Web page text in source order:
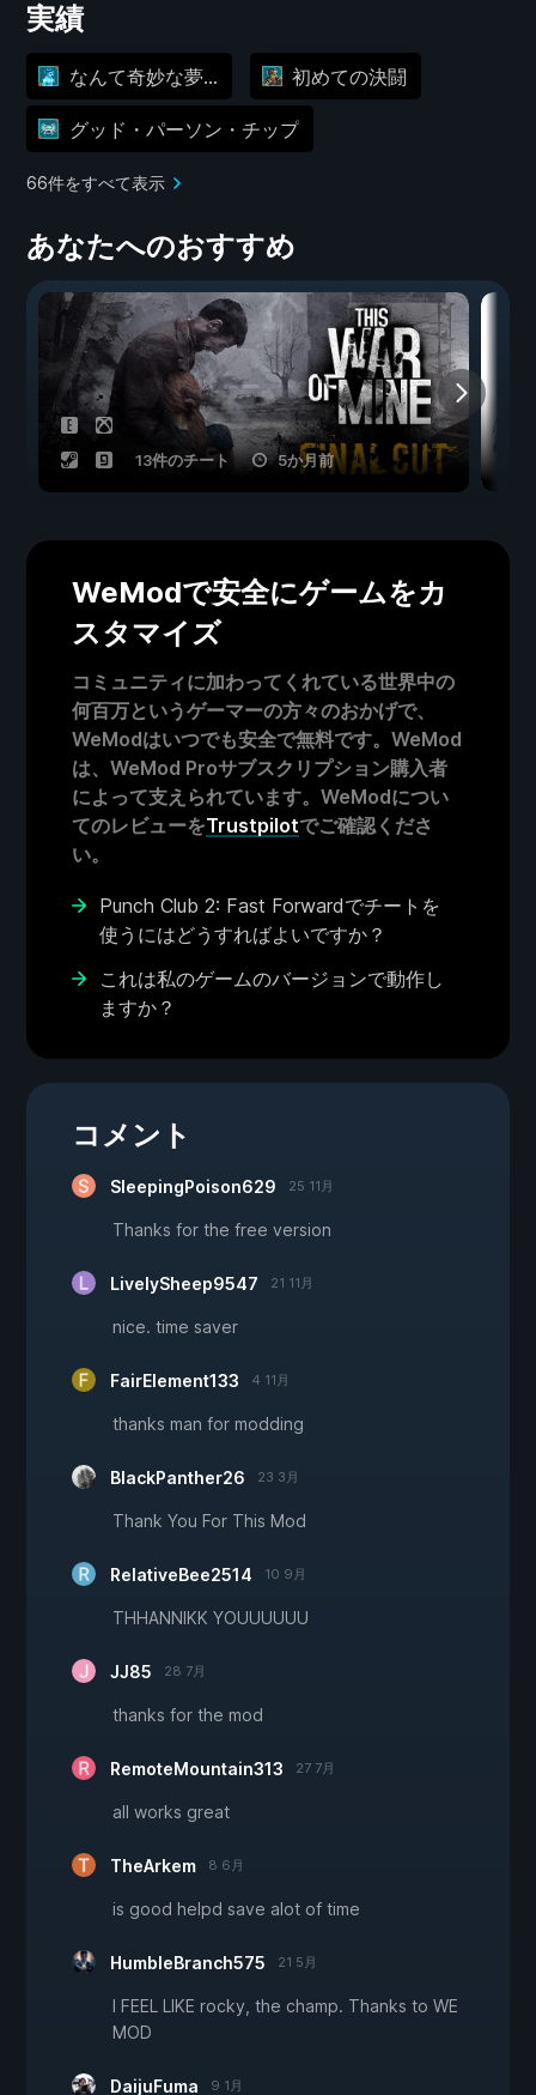
実績
なんて奇妙な夢... 初めての決闘
グッド・パーソン・チップ
66件をすべて表示
あなたへのおすすめ
13件のチート 5か月前
WeModで安全にゲームをカ
スタマイズ
コミュニティに加わってくれている世界中の
何百万というゲーマーの方々のおかげで、
WeModはいつでも安全で無料です。WeMod
は、WeMod Proサブスクリプション購入者
によって支えられています。WeModについ
てのレビューをTrustpilotでご確認くださ
い。
Punch Club 2: Fast Forwardでチートを
使うにはどうすればよいですか？
これは私のゲームのバージョンで動作し
ますか？
コメント
SleepingPoison629 25 11月
Thanks for the free version
LivelySheep9547 21 11月
nice. time saver
FairElement133 4 11月
thanks man for modding
BlackPanther26 23 3月
Thank You For This Mod
RelativeBee2514 10 9月
THHANNIKK YOUUUUUU
JJ85 28 7月
thanks for the mod
RemoteMountain313 27 7月
all works great
TheArkem 8 6月
is good helpd save alot of time
HumbleBranch575 21 5月
I FEEL LIKE rocky, the champ. Thanks to WE
MOD
DaijuFuma 9 1月